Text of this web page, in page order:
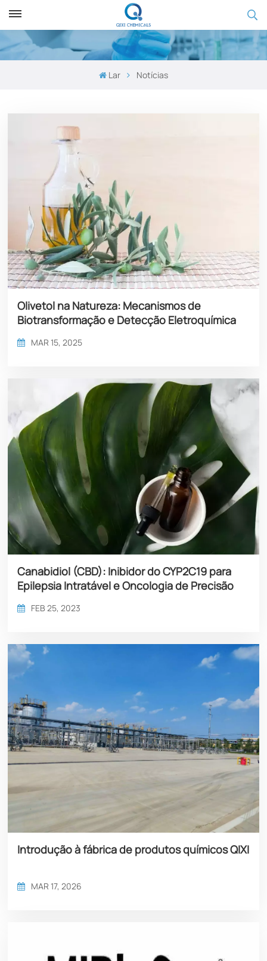
Lar Notícias
Olivetol na Natureza: Mecanismos de
Biotransformação e Detecção Eletroquímica
MAR 15, 2025
Canabidiol (CBD): Inibidor do CYP2C19 para
Epilepsia Intratável e Oncologia de Precisão
FEB 25, 2023
Introdução à fábrica de produtos químicos QIXI
MAR 17, 2026